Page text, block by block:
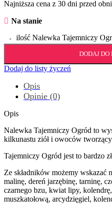
Najniższa cena z 30 dni przed
Na stanie
ilość Nalewka Tajemniczy
DODAJ DO
Dodaj do listy życzeń
Opis
Opinie (0)
Opis
Nalewka Tajemniczy Ogród to
kilkunastu ziół i owoców
Tajemniczy Ogród jest to bardzo
Ze składników możemy wskazać
malinę, dereń jarzębinę, tarninę,
czarnego bzu, kwiat lipy,
muszkatołową, arcydzięgiel,